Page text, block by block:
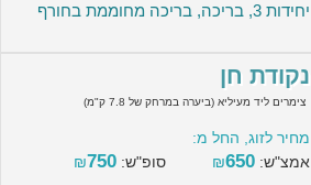
יחידות 3, בריכה, בריכה מחוממת בחורף
נקודת חן
צימרים ליד מעיליא (ביערה במרחק של 7.8 ק"מ)
מחיר לזוג, החל מ:
אמצ"ש:
₪650 סופ"ש: ₪750